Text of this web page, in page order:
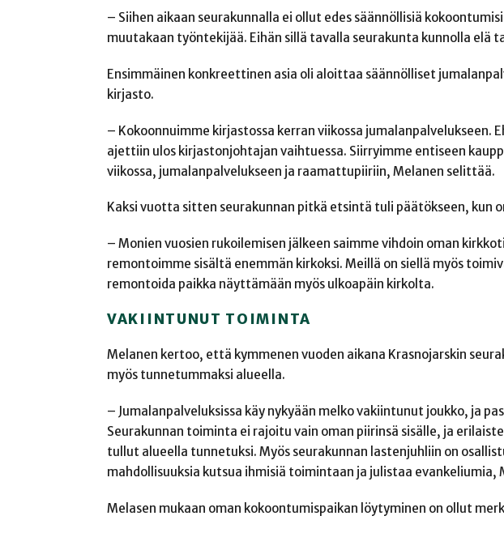
– Siihen aikaan seurakunnalla ei ollut edes säännöllisiä
muutakaan työntekijää. Eihän sillä tavalla seurakunta kunnolla elä
Ensimmäinen konkreettinen asia oli aloittaa säännölliset
kirjasto.
– Kokoonnuimme kirjastossa kerran viikossa jumalanpalvelukseen.
ajettiin ulos kirjastonjohtajan vaihtuessa. Siirryimme entiseen
viikossa, jumalanpalvelukseen ja raamattupiiriin, Melanen selittää.
Kaksi vuotta sitten seurakunnan pitkä etsintä tuli päätökseen, kun
– Monien vuosien rukoilemisen jälkeen saimme vihdoin oman
remontoimme sisältä enemmän kirkoksi. Meillä on siellä myös
remontoida paikka näyttämään myös ulkoapäin kirkolta.
VAKIINTUNUT TOIMINTA
Melanen kertoo, että kymmenen vuoden aikana Krasnojarskin
myös tunnetummaksi alueella.
– Jumalanpalveluksissa käy nykyään melko vakiintunut joukko, ja
Seurakunnan toiminta ei rajoitu vain oman piirinsä sisälle, ja
tullut alueella tunnetuksi. Myös seurakunnan lastenjuhliin on
mahdollisuuksia kutsua ihmisiä toimintaan ja julistaa evankeliumia,
Melasen mukaan oman kokoontumispaikan löytyminen on ollut